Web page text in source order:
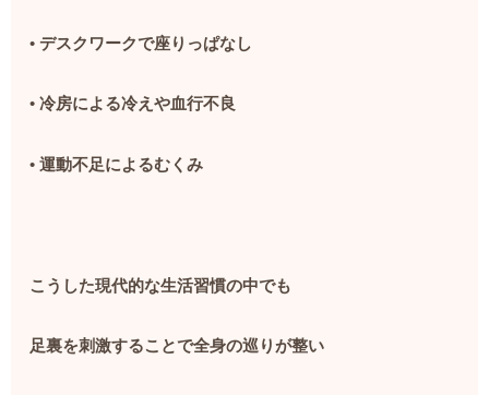
• デスクワークで座りっぱなし
• 冷房による冷えや血行不良
• 運動不足によるむくみ
こうした現代的な生活習慣の中でも
足裏を刺激することで全身の巡りが整い